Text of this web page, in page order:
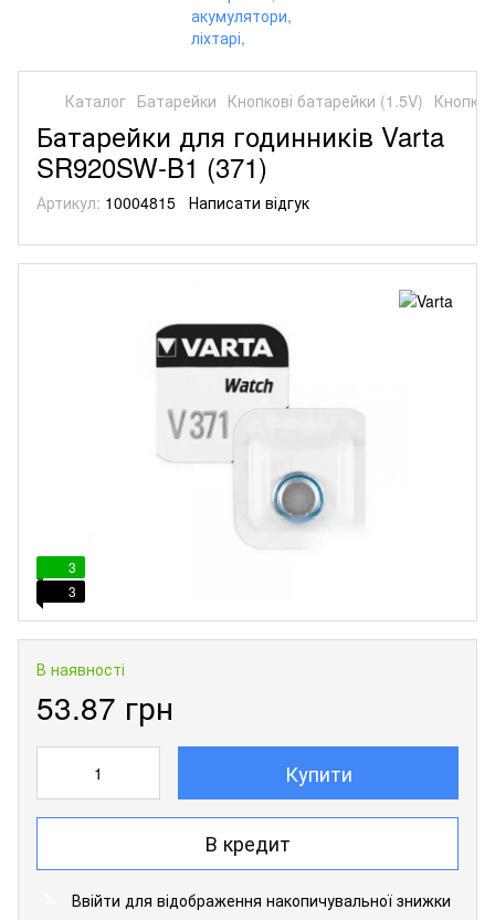
Каталог Батарейки Кнопкові батарейки (1.5V)
Батарейки для годинників Varta
SR920SW-B1 (371)
Артикул: 10004815 Написати відгук
3
3
В наявності
53.87 грн
Купити
В кредит
Ввійти для відображення накопичувальної знижки